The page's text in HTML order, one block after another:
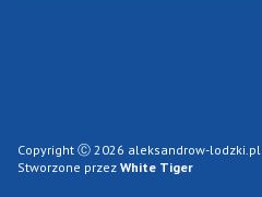
Copyright Ⓒ 2026 aleksandrow-lodzki.pl
Stworzone przez White Tiger